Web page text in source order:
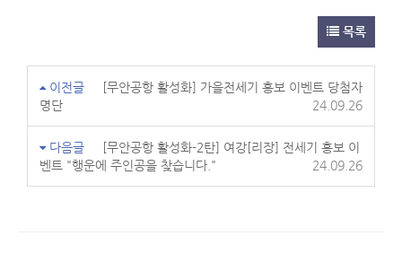
목록
이전글
[무안공항 활성화] 가을전세기 홍보 이벤트 당첨자
명단
24.09.26
다음글
[무안공항 활성화-2탄] 여강[리장] 전세기 홍보 이
벤트 "행운에 주인공을 찾습니다."
24.09.26